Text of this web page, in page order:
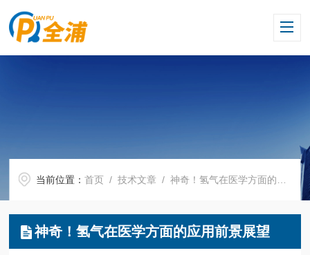
当前位置：首页 /技术文章 / 神奇！氢气在医学方面的应用前景展望
神奇！氢气在医学方面的应用前景展望